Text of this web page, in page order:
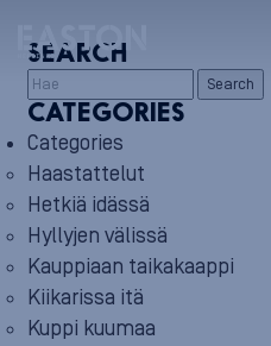
SEARCH
Search
CATEGORIES
Categories
Haastattelut
Hetkiä idässä
Hyllyjen välissä
Kauppiaan taikakaappi
Kiikarissa itä
Kuppi kuumaa